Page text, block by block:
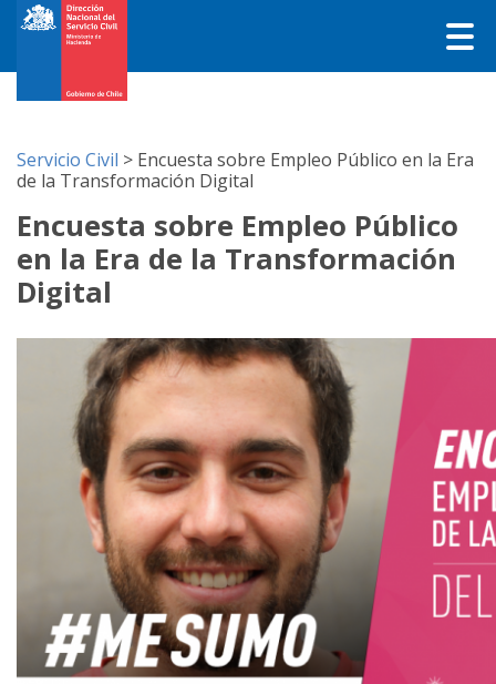
Servicio Civil > Encuesta sobre Empleo Público en la Era
de la Transformación Digital
Encuesta sobre Empleo Público
en la Era de la Transformación
Digital